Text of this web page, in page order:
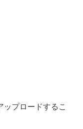
プロードするこ